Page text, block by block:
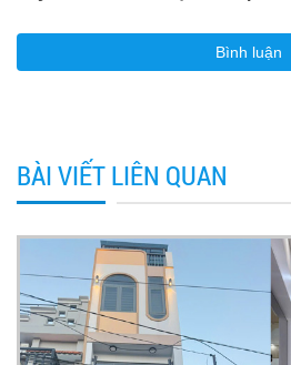
BÀI VIẾT LIÊN QUAN